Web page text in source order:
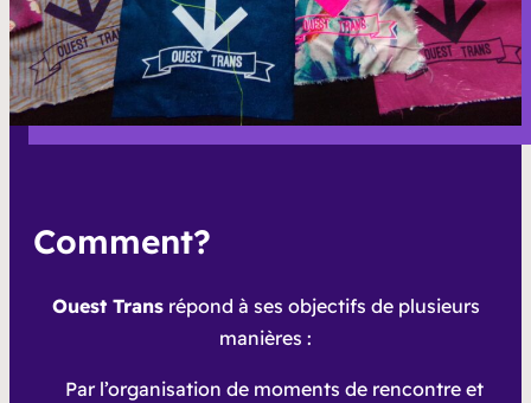
Comment?
Ouest Transrépond à ses objectifs de plusieurs
manières :
Par l’organisation de moments de rencontre et